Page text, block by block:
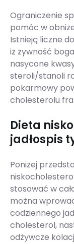
Ograniczenie
pomóc w
Istnieją liczne
iż żywność
nasycone
steroli/stanoli
pokarmowy
cholesterolu
Dieta
jadłospis
Poniżej
stosować w
można
codziennego
cholesterol,
odżywcze